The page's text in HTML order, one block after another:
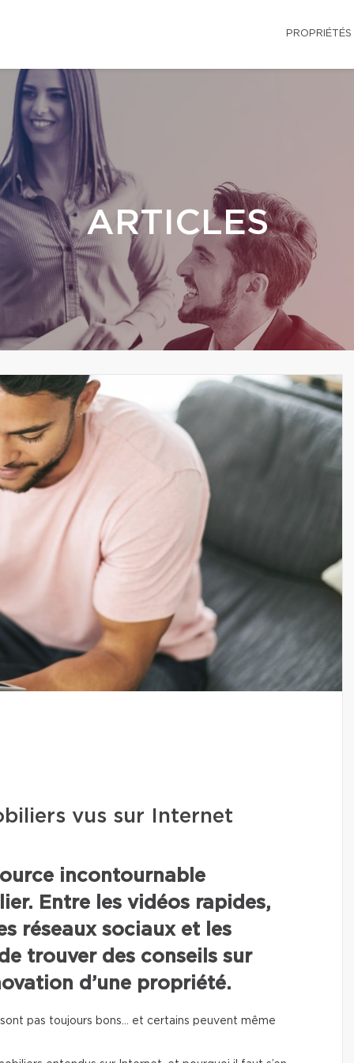
PROPRIÉTÉS
ARTICLES
vus sur Internet
incontournable
Entre les vidéos rapides,
réseaux sociaux et les
trouver des conseils sur
d’une propriété.
pas toujours bons… et certains peuvent même